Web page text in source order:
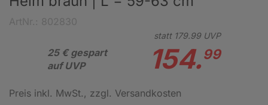
25 € gespart
auf UVP
statt 179.99UVP
154.99
Preis inkl. MwSt., zzgl. Versandkosten